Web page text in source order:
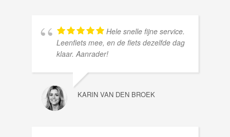
Hele snelle fijne service.
Leenfiets mee, en de fiets dezelfde dag
klaar. Aanrader!
KARIN VAN DEN BROEK